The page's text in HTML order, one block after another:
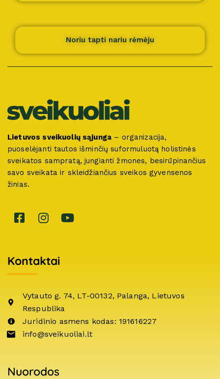
Noriu tapti nariu rėmėju
Lietuvos sveikuolių sąjunga – organizacija,
puoselėjanti tautos išminčių suformuluotą holistinės
sveikatos sampratą, jungianti žmones, besirūpinančius
savo sveikata ir skleidžiančius sveikos gyvensenos
žinias.
Kontaktai
Vytauto g. 74, LT-00132, Palanga, Lietuvos
Respublika
Juridinio asmens kodas: 191616227
info@sveikuoliai.lt
Nuorodos